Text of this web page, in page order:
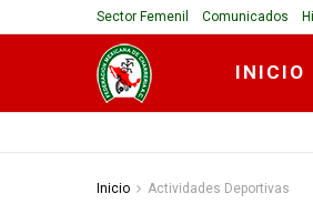
Sector Femenil Comunicados
INICIO
Inicio Actividades Deportivas